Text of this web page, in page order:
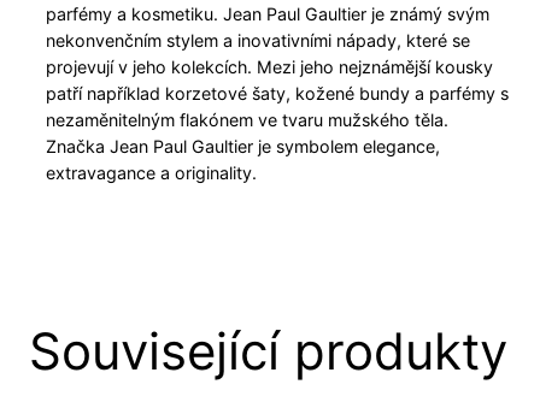
parfémy a kosmetiku. Jean Paul Gaultier je známý svým
nekonvenčním stylem a inovativními nápady, které se
projevují v jeho kolekcích. Mezi jeho nejznámější kousky
patří například korzetové šaty, kožené bundy a parfémy s
nezaměnitelným flakónem ve tvaru mužského těla.
Značka Jean Paul Gaultier je symbolem elegance,
extravagance a originality.
Související produkty